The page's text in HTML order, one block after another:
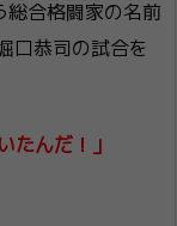
総合格闘家の名前
口恭司の試合を
たんだ！」